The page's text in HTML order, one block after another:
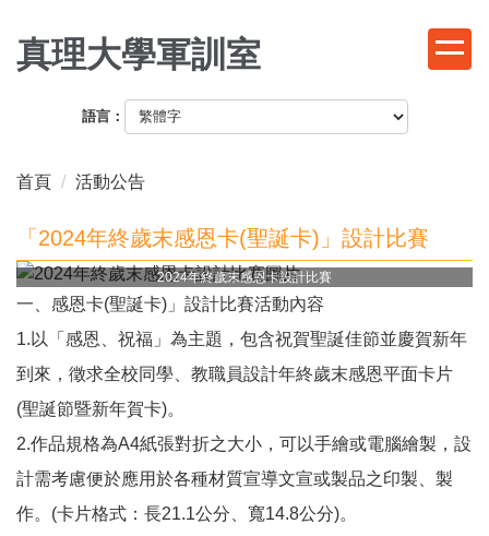
到
主
區
真理大學軍訓室
語言：
首頁 活動公告
「2024年終歲末感恩卡(聖誕卡)」設計比賽
2024年終歲末感恩卡設計比賽
一、感恩卡(聖誕卡)」設計比賽活動內容
1.以「感恩、祝福」為主題，包含祝賀聖誕佳節並慶賀新年
到來，徵求全校同學、教職員設計年終歲末感恩平面卡片
(聖誕節暨新年賀卡)。
2.作品規格為A4紙張對折之大小，可以手繪或電腦繪製，設
計需考慮便於應用於各種材質宣導文宣或製品之印製、製
作。(卡片格式：長21.1公分、寬14.8公分)。